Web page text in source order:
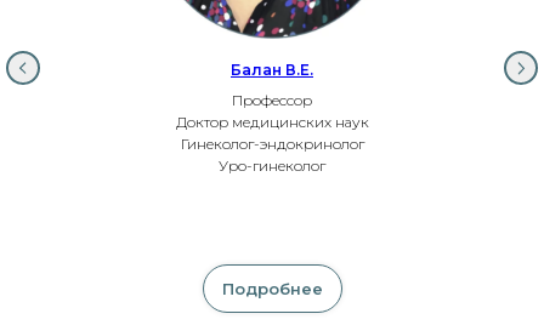
Балан В.Е.
Профессор
Доктор медицинских наук
Гинеколог-эндокринолог
Уро-гинеколог
Подробнее